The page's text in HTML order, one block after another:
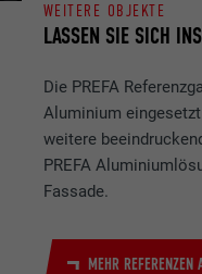
LASSEN SIE SICH
WEITERE OBJEKTE
Die PREFA
Aluminium
weitere
PREFA
Fassade.
MEHR REFERENZEN